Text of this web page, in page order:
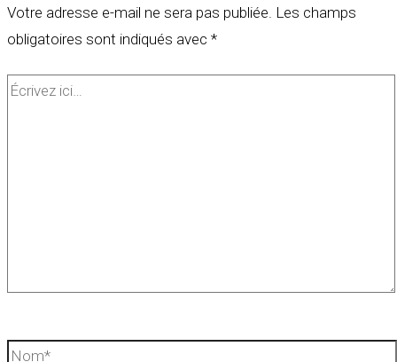
Votre adresse e-mail ne sera pas publiée. Les champs
obligatoires sont indiqués avec *
Écrivez
Nom*